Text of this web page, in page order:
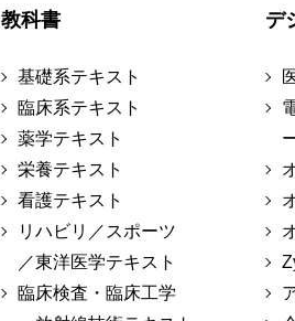
教科書
基礎系テキスト
臨床系テキスト
薬学テキスト
栄養テキスト
看護テキスト
リハビリ／スポーツ
／東洋医学テキスト
臨床検査・臨床工学
デ